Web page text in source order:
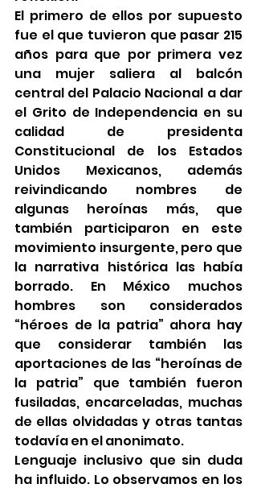
El primero de ellos por supuesto
fue el que tuvieron que pasar 215
años para que por primera vez
una mujer saliera al balcón
central del Palacio Nacional a dar
el Grito de Independencia en su
calidad de presidenta
Constitucional de los Estados
Unidos Mexicanos, además
reivindicando nombres de
algunas heroínas más, que
también participaron en este
movimiento insurgente, pero que
la narrativa histórica las había
borrado. En México muchos
hombres son considerados
“héroes de la patria” ahora hay
que considerar también las
aportaciones de las “heroínas de
la patria” que también fueron
fusiladas, encarceladas, muchas
de ellas olvidadas y otras tantas
todavía en el anonimato.
Lenguaje inclusivo que sin duda
ha influido. Lo observamos en los